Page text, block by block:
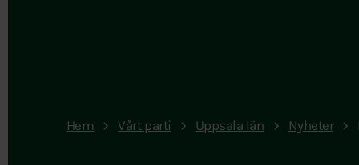
Hem Vårt parti Uppsala län Nyheter